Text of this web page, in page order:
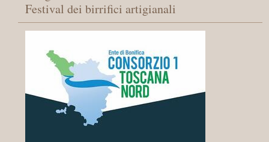
Festival dei birrifici artigianali